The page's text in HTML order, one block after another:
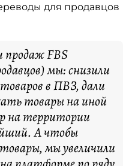
для продавцов
продаж FBS
мы: снизили
в ПВЗ, дали
товары на иной
на территории
А чтобы
мы увеличили